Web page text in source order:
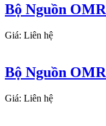
Bộ Nguồn
Giá: Liên hệ
Bộ Nguồn
Giá: Liên hệ